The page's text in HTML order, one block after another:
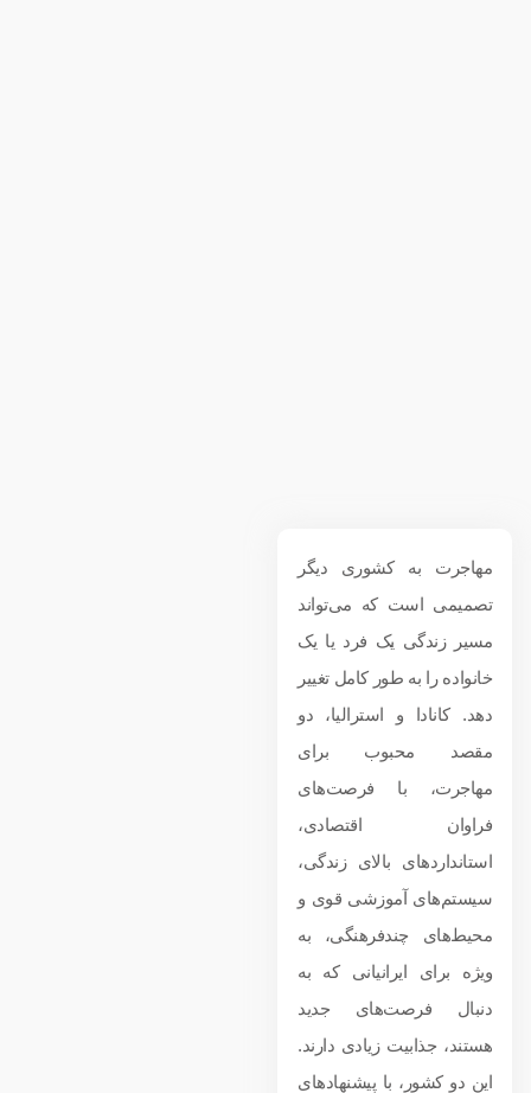
مهاجرت به کشوری دیگر
تصمیمی است که می‌تواند
مسیر زندگی یک فرد یا یک
خانواده را به طور کامل تغییر
دهد. کانادا و استرالیا، دو
مقصد محبوب برای
مهاجرت، با فرصت‌های
فراوان اقتصادی،
استانداردهای بالای زندگی،
سیستم‌های آموزشی قوی و
محیط‌های چندفرهنگی، به
ویژه برای ایرانیانی که به
دنبال فرصت‌های جدید
هستند، جذابیت زیادی دارند.
این دو کشور، با پیشنهادهای